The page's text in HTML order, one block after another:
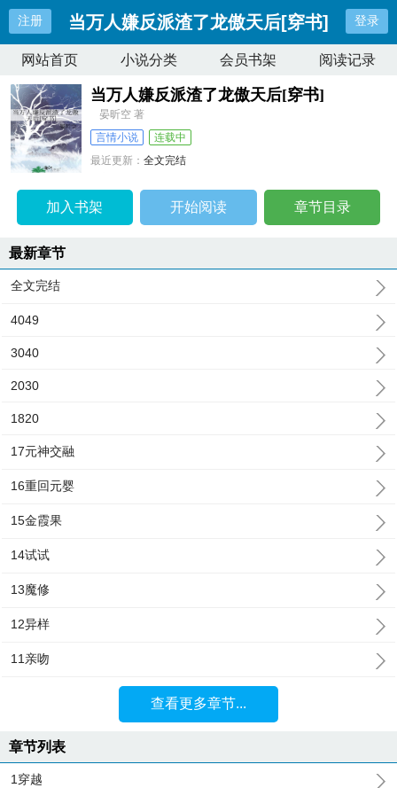
注册 当万人嫌反派渣了龙傲天后[穿书] 登录
网站首页 小说分类 会员书架 阅读记录
当万人嫌反派渣了龙傲天后[穿书]
晏昕空 著
言情小说
连载中
最近更新：全文完结
加入书架 开始阅读 章节目录
最新章节
全文完结
4049
3040
2030
1820
17元神交融
16重回元婴
15金霞果
14试试
13魔修
12异样
11亲吻
查看更多章节...
章节列表
1穿越